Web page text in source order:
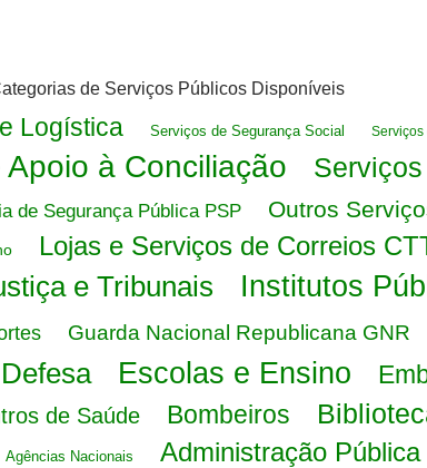
de Serviços Públicos Disponíveis
Logística Serviços de Segurança Social Serviços
à Conciliação
de Segurança Pública PSP Outros
Lojas e Serviços de Correios
e Tribunais Institutos
Guarda Nacional Republicana GNR
Escolas e Ensino
de Saúde Bombeiros
Agências Nacionais Administração Pública